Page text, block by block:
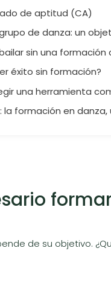
de aptitud (CA)
de danza: un
sin una
éxito sin formación?
una herramienta
la formación en
de su objetivo.